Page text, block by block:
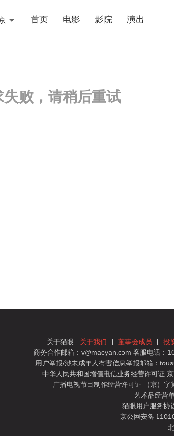
首页 电影 影院 演出
败，请稍后重试
关于猫眼 : 关于我们 董事会成员 投
商务合作邮箱：v@maoyan.com 客服电话：
用户举报/涉未成年人有害信息举报邮箱：
中华人民共和国增值电信业务经营许可证
广播电视节目制作经营许可证 （京）字
艺术品经营
猫眼用户服务协
京公网安备